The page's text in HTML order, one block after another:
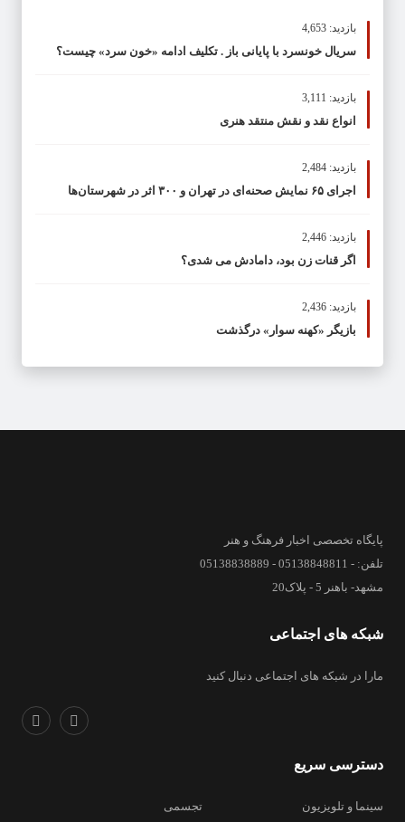
بازدید: 4,653
سریال خونسرد با پایانی باز . تکلیف ادامه «خون سرد» چیست؟
بازدید: 3,111
انواع نقد و نقش منتقد هنری
بازدید: 2,484
اجرای ۶۵ نمایش صحنه‌ای در تهران و ۳۰۰ اثر در شهرستان‌ها
بازدید: 2,446
اگر قنات زن بود، دامادش می شدی؟
بازدید: 2,436
بازیگر «کهنه سوار» درگذشت
پایگاه تخصصی اخبار فرهنگ و هنر
تلفن: - 05138848811 - 05138838889
مشهد- باهنر 5 - پلاک20
شبکه های اجتماعی
مارا در شبکه های اجتماعی دنبال کنید
دسترسی سریع
سینما و تلویزیون تجسمی